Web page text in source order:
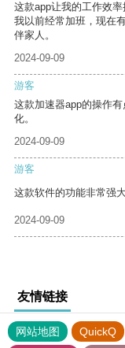
这款app让我的工作效
我以前经常加班，现在
伴家人。
2024-09-09
游客
这款加速器app的操作
化。
2024-09-09
游客
这款软件的功能非常强
2024-09-09
友情链接
网站地图 QuickQ